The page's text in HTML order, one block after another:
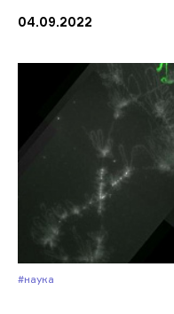
04.09.2022
#Наука